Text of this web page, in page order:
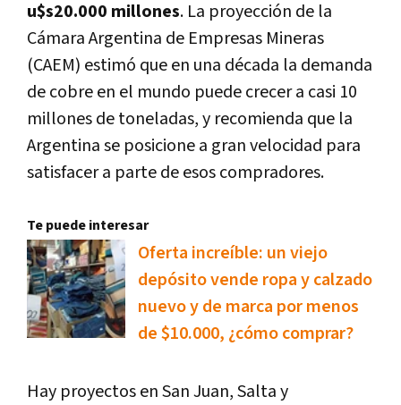
u$s20.000 millones. La proyección de la
Cámara Argentina de Empresas Mineras
(CAEM) estimó que en una década la demanda
de cobre en el mundo puede crecer a casi 10
millones de toneladas, y recomienda que la
Argentina se posicione a gran velocidad para
satisfacer a parte de esos compradores.
Te puede interesar
Oferta increíble: un viejo
depósito vende ropa y calzado
nuevo y de marca por menos
de $10.000, ¿cómo comprar?
Hay proyectos en San Juan, Salta y